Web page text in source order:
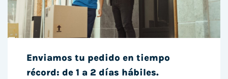
Enviamos tu pedido en tiempo
récord: de 1 a 2 días hábiles.